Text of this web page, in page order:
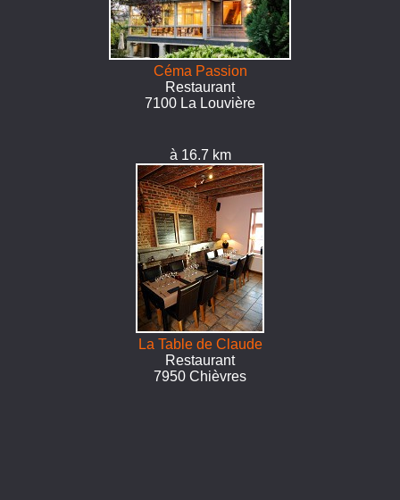
Céma Passion
Restaurant
7100 La Louvière
à 16.7 km
La Table de Claude
Restaurant
7950 Chièvres